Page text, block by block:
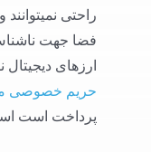
راحتی
فضا جهت
ارزهای
حریم خصوصی
پرداخت است